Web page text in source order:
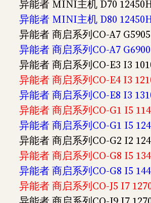
异能者 MINI主机 D70
异能者 MINI主机 D80
异能者 商启系列CO-A7
异能者 商启系列CO-A7
异能者 商启系列CO-E3 I3
异能者 商启系列CO-E4 I3
异能者 商启系列CO-E8 I3
异能者 商启系列CO-G1 I5
异能者 商启系列CO-G1 I5
异能者 商启系列CO-G2 I2
异能者 商启系列CO-G8 I5
异能者 商启系列CO-G8 I5
异能者 商启系列CO-J5 I7